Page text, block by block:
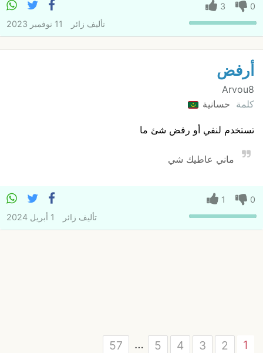
0
3
تأليف زائر 11 نوفمبر 2023
أرفض
Arvou8
كلمة حسانية
تستخدم لنفي أو رفض شئ ما
ماني عاطيك شي
0
1
تأليف زائر 1 أبريل 2024
1
2
3
4
5
…
57